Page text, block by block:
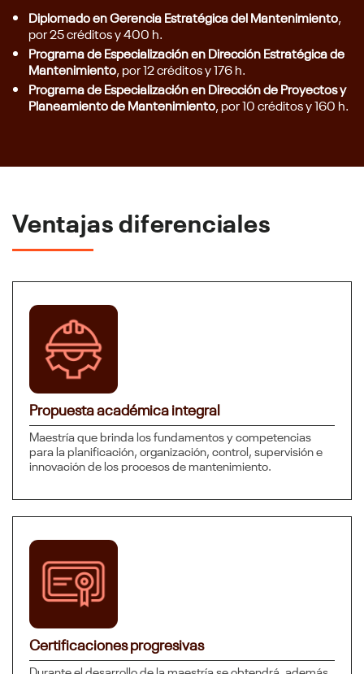
Diplomado en Gerencia Estratégica del Mantenimiento,
por 25 créditos y 400 h.
Programa de Especialización en Dirección Estratégica de
Mantenimiento, por 12 créditos y 176 h.
Programa de Especialización en Dirección de Proyectos y
Planeamiento de Mantenimiento, por 10 créditos y 160 h.
Ventajas diferenciales
Propuesta académica integral
Maestría que brinda los fundamentos y competencias
para la planificación, organización, control, supervisión e
innovación de los procesos de mantenimiento.
Certificaciones progresivas